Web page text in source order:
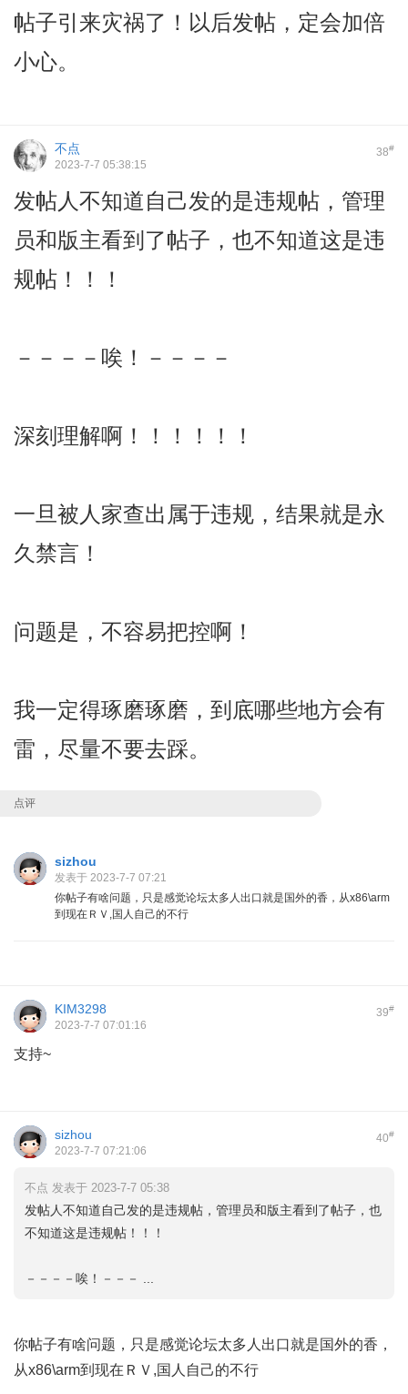
帖子引来灾祸了！以后发帖，定会加倍
小心。
38#
不点
2023-7-7 05:38:15
发帖人不知道自己发的是违规帖，管理
员和版主看到了帖子，也不知道这是违
规帖！！！
－－－－唉！－－－－
深刻理解啊！！！！！！
一旦被人家查出属于违规，结果就是永
久禁言！
问题是，不容易把控啊！
我一定得琢磨琢磨，到底哪些地方会有
雷，尽量不要去踩。
点评
sizhou
发表于 2023-7-7 07:21
你帖子有啥问题，只是感觉论坛太多人出口就是国外的香，从x86\arm
到现在ＲＶ,国人自己的不行
39#
KIM3298
2023-7-7 07:01:16
支持~
40#
sizhou
2023-7-7 07:21:06
不点 发表于 2023-7-7 05:38
发帖人不知道自己发的是违规帖，管理员和版主看到了帖子，也
不知道这是违规帖！！！
－－－－唉！－－－ ...
你帖子有啥问题，只是感觉论坛太多人出口就是国外的香，
从x86\arm到现在ＲＶ,国人自己的不行